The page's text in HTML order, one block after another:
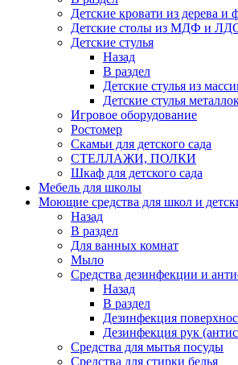
Детские кровати из дерева и
Детские столы из МДФ и
Детские стулья
Назад
В раздел
Детские стулья из
Детские стулья
Игровое оборудование
Ростомер
Скамьи для детского сада
СТЕЛЛАЖИ, ПОЛКИ
Шкаф для детского сада
Мебель для школы
Моющие средства для школ и
Назад
В раздел
Для ванных комнат
Мыло
Средства дезинфекции и
Назад
В раздел
Дезинфекция
Дезинфекция рук
Средства для мытья посуды
Средства для стирки белья